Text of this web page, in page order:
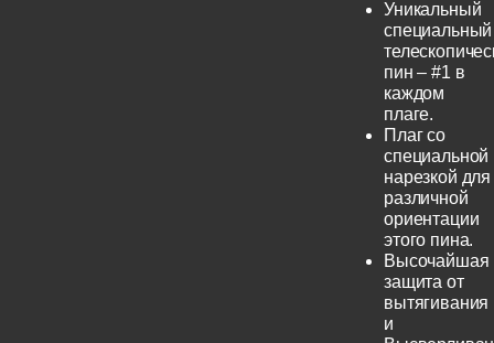
Уникальный
специальный
пин – #1 в
каждом
плаге.
Плаг со
специальной
нарезкой для
различной
ориентации
этого пина.
Высочайшая
защита от
вытягивания
и